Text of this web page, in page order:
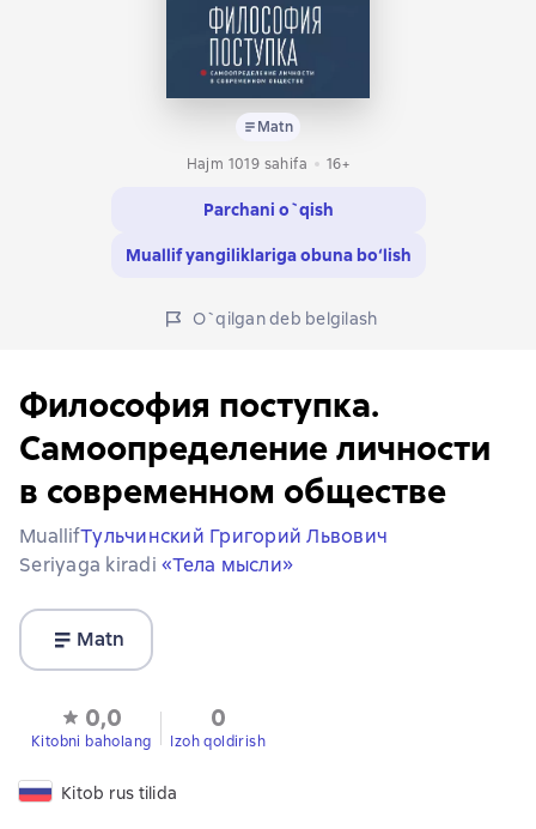
Matn
Hajm 1019 sahifa
16+
Parchani o`qish
Muallif yangiliklariga obuna bo‘lish
O`qilgan deb belgilash
Философия поступка.
Самоопределение личности
в современном обществе
MuallifТульчинский Григорий Львович
Seriyaga kiradi «Тела мысли»
Matn
0,0
Kitobni baholang
0
Izoh qoldirish
Kitob rus tilida